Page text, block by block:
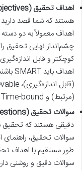
اهداف تحقیق (Aims/Objectives):
هستند که شما قصد
اهداف معمولاً به دو
چشم‌انداز نهایی تحقیق
کوچکتر و قابل
(مرتبط) و Time-bound (محدود به زمان).
سوالات تحقیق (Research Questions):
دقیقی هستند که تحقیق
سوالات تحقیق،
طور مستقیم با اهداف
سوالات دقیق و روشنی